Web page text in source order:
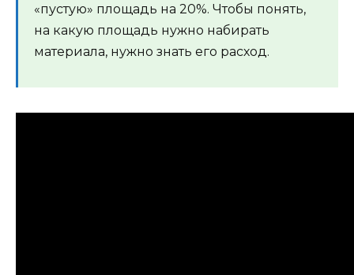
«пустую» площадь на 20%. Чтобы понять,
на какую площадь нужно набирать
материала, нужно знать его расход.